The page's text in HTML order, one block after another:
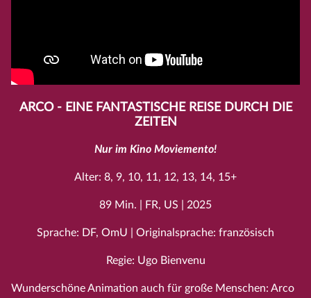
ARCO - EINE FANTASTISCHE REISE DURCH DIE
ZEITEN
Nur im Kino Moviemento!
Alter: 8, 9, 10, 11, 12, 13, 14, 15+
89 Min. | FR, US | 2025
Sprache: DF, OmU | Originalsprache: französisch
Regie: Ugo Bienvenu
Wunderschöne Animation auch für große Menschen: Arco